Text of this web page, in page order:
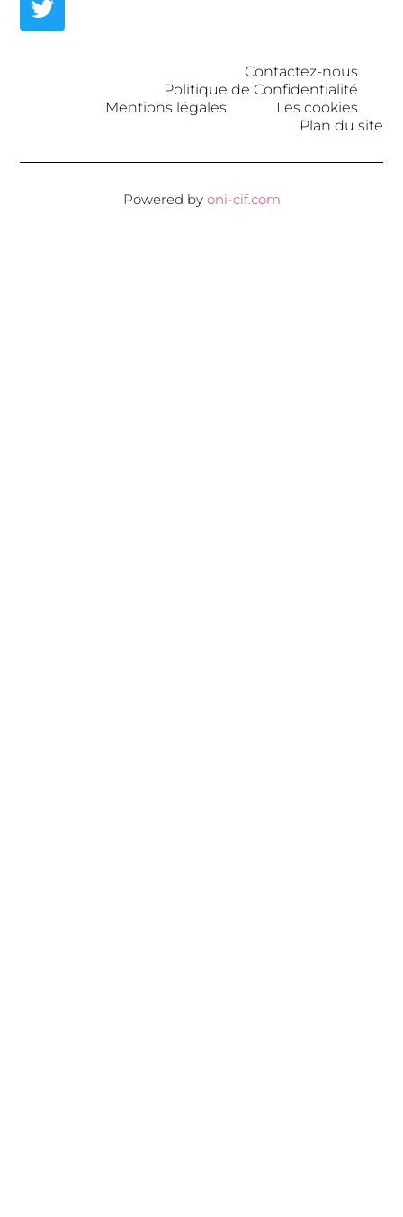
Contactez-nous
Politique de Confidentialité
Mentions légales
Les cookies
Plan du site
Powered by oni-cif.com